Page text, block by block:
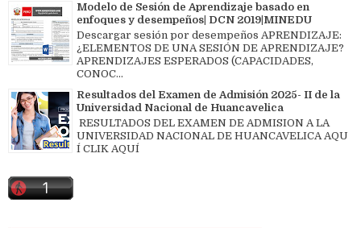
Modelo de Sesión de Aprendizaje basado en
enfoques y desempeños| DCN 2019|MINEDU
Descargar sesión por desempeños APRENDIZAJE:
¿ELEMENTOS DE UNA SESIÓN DE APRENDIZAJE?
APRENDIZAJES ESPERADOS (CAPACIDADES,
CONOC...
Resultados del Examen de Admisión 2025- II de la
Universidad Nacional de Huancavelica
RESULTADOS DEL EXAMEN DE ADMISION A LA
UNIVERSIDAD NACIONAL DE HUANCAVELICA AQU
Í CLIK AQUÍ